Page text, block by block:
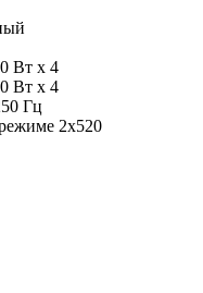
Вт x 4
Вт x 4
Гц
2х520